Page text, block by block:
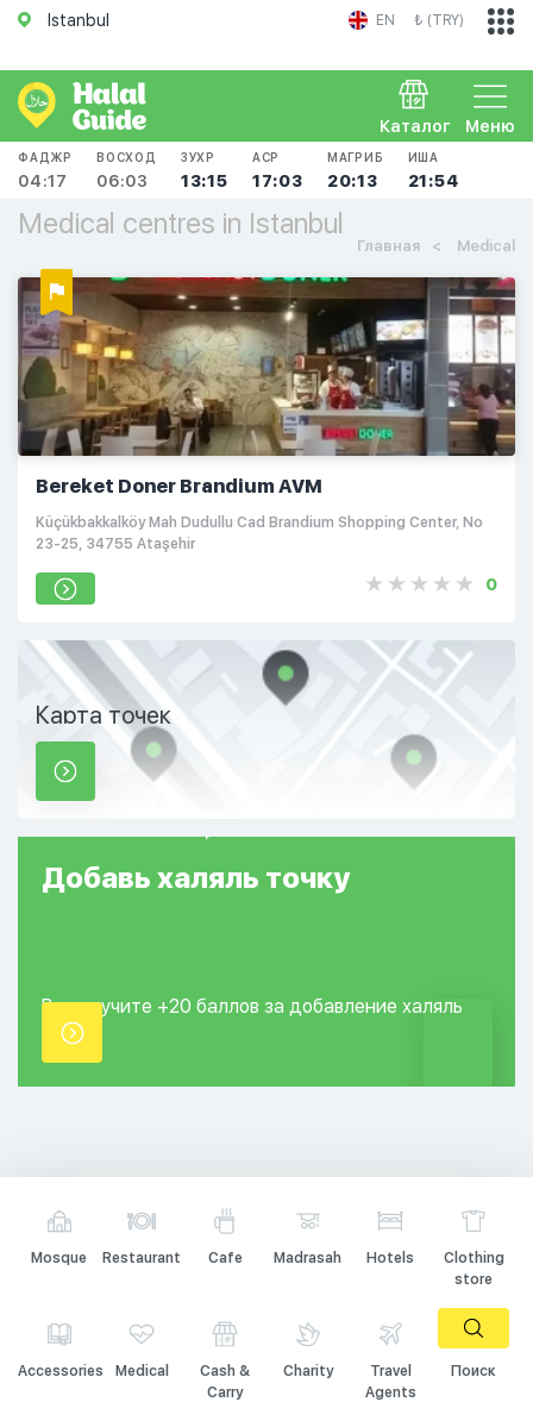
Istanbul EN ₺ (TRY)
Меню
Каталог
ФАДЖР
04:17
ВОСХОД
06:03
ЗУХР
13:15
АСР
17:03
МАГРИБ
20:13
ИША
21:54
Medical centres in Istanbul
Главная Medical
Bereket Doner Brandium AVM
Küçükbakkalköy Mah Dudullu Cad Brandium Shopping Center, No
23-25, 34755 Ataşehir
0
Карта точек
Добавь халяль точку
Вы получите +20 баллов за добавление халяль
точки.
Mosque Restaurant Cafe Madrasah Hotels
Clothing
store
Accessories Medical
Cash &
Carry
Charity
Travel
Agents
Поиск